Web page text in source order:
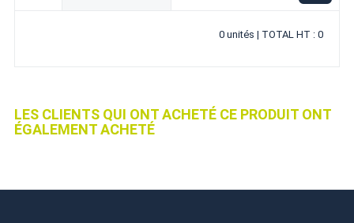
0 unités | TOTAL HT : 0
LES CLIENTS QUI ONT ACHETÉ CE PRODUIT ONT
ÉGALEMENT ACHETÉ